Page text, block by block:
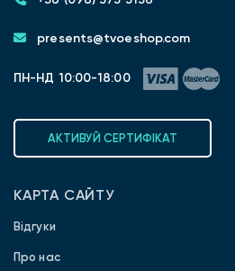
presents@tvoeshop.com
ПН-НД 10:00-18:00
АКТИВУЙ СЕРТИФІКАТ
КАРТА САЙТУ
Відгуки
Про нас